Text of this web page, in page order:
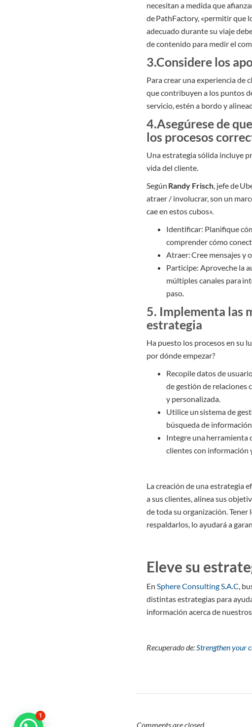
necesitan a medida que
de PathFactory, «permitir que
adecuado durante su viaje
de contenido para medir el
3.Considere los
Para crear una experiencia de
que contribuyen a los puntos
servicio, estén a bordo y
4.Asegúrese de
los procesos
Una estrategia sólida incluye
vida del cliente.
Según Randy Frisch, jefe de
atraer / involucrar, son un
cae en estos cubos».
Identificar: Planifique
comprender cómo
Atraer: Cree mensajes y
Participe: Aproveche la
múltiples canales para
paso.
5. Implementa las
estrategia
Ha puesto los procesos en su
por dónde empezar?
Recopile datos de
de gestión de relaciones
y personalizada.
Utilice un sistema de
búsqueda de
Integre una herramienta
clientes con información
La creación de una estrategia
a sus clientes, alinea sus
de toda su organización. Tener
respaldarlos, lo ayudará a
Eleve su
En Sphere Consulting S.A.C,
distintas estrategias para
información acerca de
Recuperado de:Strengthen your
Comments are closed.
1